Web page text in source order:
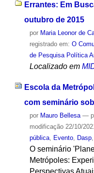
Errantes: Em
outubro de 2015
por Maria Leonor de
registrado em: O
de Pesquisa Política
Localizado em
Escola da
com seminário
por Mauro Bellesa —
modificação22/10/
pública, Evento, Dasp,
O seminário
Metrópoles:
Perspectivas